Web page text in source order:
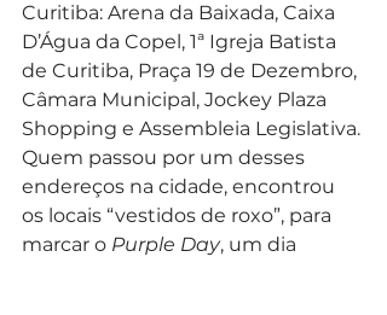
Curitiba: Arena da Baixada, Caixa
D’Água da Copel, 1ª Igreja Batista
de Curitiba, Praça 19 de Dezembro,
Câmara Municipal, Jockey Plaza
Shopping e Assembleia Legislativa.
Quem passou por um desses
endereços na cidade, encontrou
os locais “vestidos de roxo”, para
marcar o Purple Day, um dia